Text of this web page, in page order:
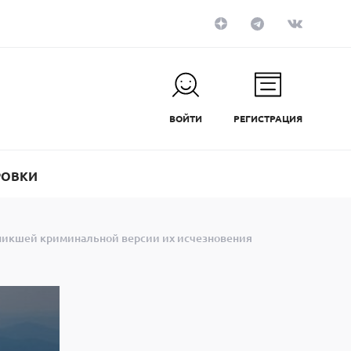
ВОЙТИ РЕГИСТРАЦИЯ
криминальной версии их исчезновения